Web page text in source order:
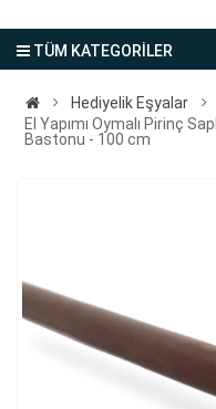
TÜM KATEGORİLER
Hediyelik Eşyalar
El Yapımı Oymalı Pirinç
Bastonu - 100 cm